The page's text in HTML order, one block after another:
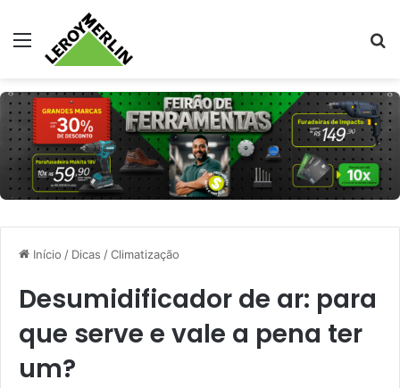
Menu
Início / Dicas /Climatização
Desumidificador de ar: para
que serve e vale a pena ter
um?